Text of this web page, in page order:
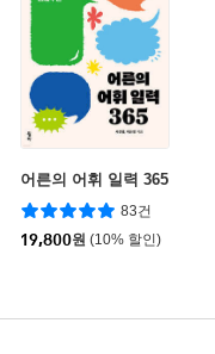
어른의 어휘 일력 365
83건
19,800원 (10% 할인)